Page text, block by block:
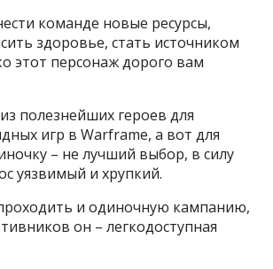
команде новые ресурсы,
здоровье, стать источником
этот персонаж дорого вам
полезнейших героев для
игр в Warframe, а вот для
– не лучший выбор, в силу
уязвимый и хрупкий.
и одиночную кампанию,
он – легкодоступная